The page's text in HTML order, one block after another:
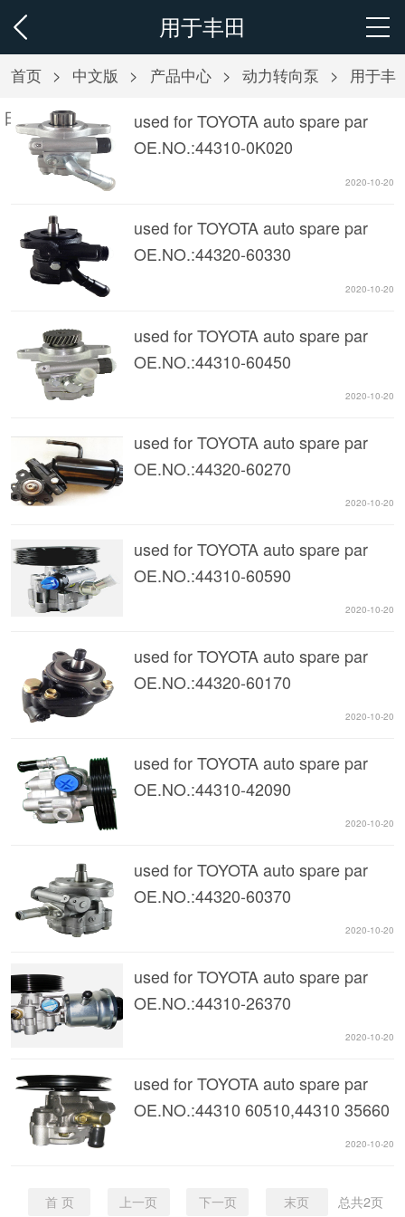
用于丰田
首页 > 中文版 > 产品中心 > 动力转向泵 >
用于丰
田
used for TOYOTA auto spare par
OE.NO.:44310-0K020
2020-10-20
used for TOYOTA auto spare par
OE.NO.:44320-60330
2020-10-20
used for TOYOTA auto spare par
OE.NO.:44310-60450
2020-10-20
used for TOYOTA auto spare par
OE.NO.:44320-60270
2020-10-20
used for TOYOTA auto spare par
OE.NO.:44310-60590
2020-10-20
used for TOYOTA auto spare par
OE.NO.:44320-60170
2020-10-20
used for TOYOTA auto spare par
OE.NO.:44310-42090
2020-10-20
used for TOYOTA auto spare par
OE.NO.:44320-60370
2020-10-20
used for TOYOTA auto spare par
OE.NO.:44310-26370
2020-10-20
used for TOYOTA auto spare par
OE.NO.:44310 60510,44310 35660
2020-10-20
首 页 上一页 下一页 末页 总共2页